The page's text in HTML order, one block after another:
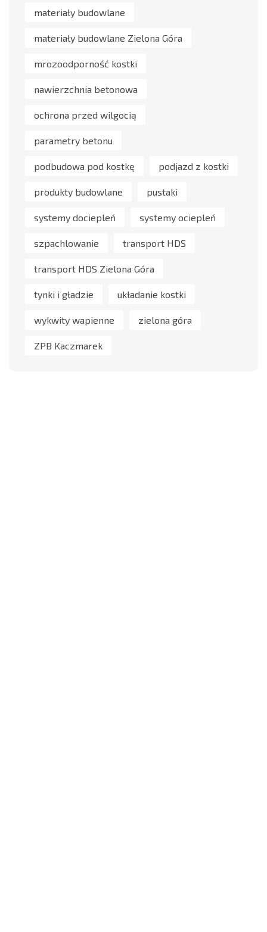
materiały budowlane
materiały budowlane Zielona Góra
mrozoodporność kostki
nawierzchnia betonowa
ochrona przed wilgocią
parametry betonu
podbudowa pod kostkę podjazd z kostki
produkty budowlane pustaki
systemy dociepleń systemy ociepleń
szpachlowanie transport HDS
transport HDS Zielona Góra
tynki i gładzie układanie kostki
wykwity wapienne zielona góra
ZPB Kaczmarek